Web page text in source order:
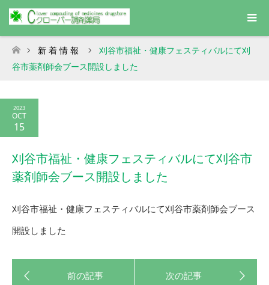
ホーム
新 着 情 報
刈谷市福祉・健康フェスティバルにて刈
谷市薬剤師会ブース開設しました
2023
OCT
15
刈谷市福祉・健康フェスティバルにて刈谷市
薬剤師会ブース開設しました
刈谷市福祉・健康フェスティバルにて刈谷市薬剤師会ブース
開設しました